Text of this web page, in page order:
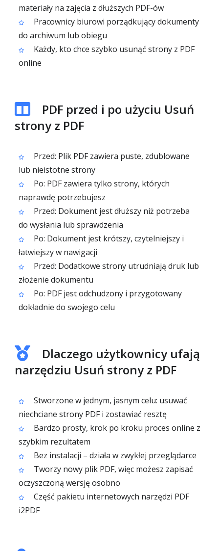
materiały na zajęcia z dłuższych PDF-ów
Pracownicy biurowi porządkujący dokumenty
do archiwum lub obiegu
Każdy, kto chce szybko usunąć strony z PDF
online
PDF przed i po użyciu Usuń
strony z PDF
Przed: Plik PDF zawiera puste, zdublowane
lub nieistotne strony
Po: PDF zawiera tylko strony, których
naprawdę potrzebujesz
Przed: Dokument jest dłuższy niż potrzeba
do wysłania lub sprawdzenia
Po: Dokument jest krótszy, czytelniejszy i
łatwiejszy w nawigacji
Przed: Dodatkowe strony utrudniają druk lub
złożenie dokumentu
Po: PDF jest odchudzony i przygotowany
dokładnie do swojego celu
Dlaczego użytkownicy ufają
narzędziu Usuń strony z PDF
Stworzone w jednym, jasnym celu: usuwać
niechciane strony PDF i zostawiać resztę
Bardzo prosty, krok po kroku proces online z
szybkim rezultatem
Bez instalacji – działa w zwykłej przeglądarce
Tworzy nowy plik PDF, więc możesz zapisać
oczyszczoną wersję osobno
Część pakietu internetowych narzędzi PDF
i2PDF